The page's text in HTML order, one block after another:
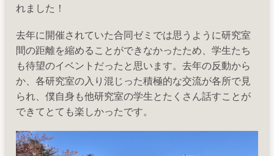
れました！
去年に開催されていた合同ゼミでは思うように研究室
間の距離を縮めることができなかったため、学生たち
も待望のイベントだったと思います。去年の反動から
か、各研究室の入り混じった積極的な交流が各所で見
られ、僕自身も他研究室の学生とたくさん話すことが
できてとても楽しかったです。